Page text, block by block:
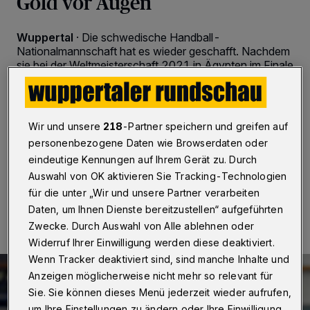
Wuppertal · Die schwedische Handball-
Nationalmannschaft hat es wieder geschafft. Nachdem
sie bei der Weltmeisterschaft 2021 in Ägypten im Finale
gestanden hatte, wiederholt sie dieses Kunststück bei
der Europameisterschaft in Ungarn und der Slowakei.
Durch einen 34:33 (17:14)-Erfolg über Frankreich ist
BHC-Kreisläufer Max Darj die Silbermedaille nicht mehr
zu nehmen.
28.01.2022 , 23:07 Uhr 2 Minuten Lesezeit
Wir und unsere 218-Partner speichern und greifen auf
personenbezogene Daten wie Browserdaten oder
eindeutige Kennungen auf Ihrem Gerät zu. Durch
Auswahl von OK aktivieren Sie Tracking-Technologien
für die unter „Wir und unsere Partner verarbeiten
Daten, um Ihnen Dienste bereitzustellen“ aufgeführten
Zwecke. Durch Auswahl von Alle ablehnen oder
Widerruf Ihrer Einwilligung werden diese deaktiviert.
Wenn Tracker deaktiviert sind, sind manche Inhalte und
Anzeigen möglicherweise nicht mehr so relevant für
Sie. Sie können dieses Menü jederzeit wieder aufrufen,